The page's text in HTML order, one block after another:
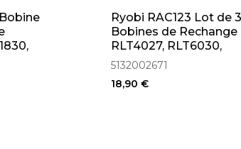
Ryobi RAC123 Lot de 3
Bobines de Rechange
RLT4027, RLT6030,
RLT5027 (5132002671)
5132002671
18,90 €